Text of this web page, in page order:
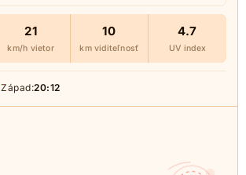
21
km/h vietor
10
km viditeľnosť
4.7
UV index
Západ:20:12